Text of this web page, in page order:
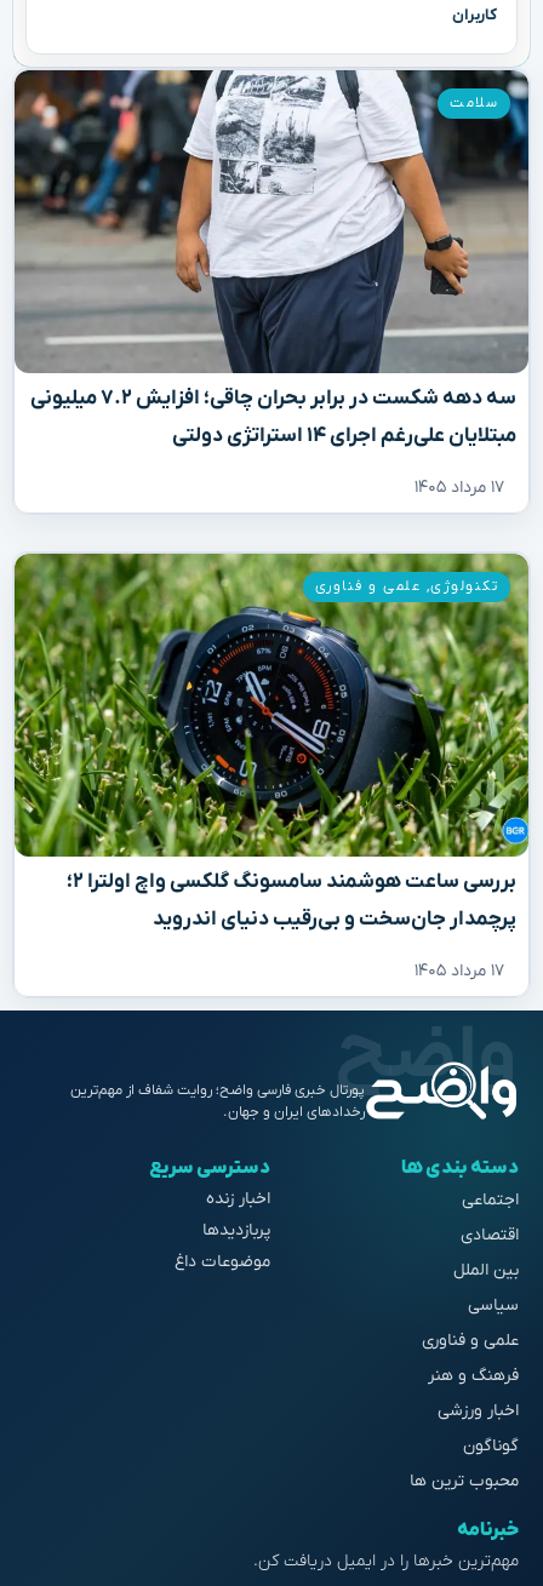
کاربران
سه دهه شکست در برابر بحران چاقی؛ افزایش ۷.۲ میلیونی
مبتلایان علی‌رغم اجرای ۱۴ استراتژی دولتی
۱۷ مرداد ۱۴۰۵
سلامت
بررسی ساعت هوشمند سامسونگ گلکسی واچ اولترا ۲؛
پرچمدار جان‌سخت و بی‌رقیب دنیای اندروید
۱۷ مرداد ۱۴۰۵
تکنولوژی, علمی و فناوری
پورتال خبری فارسی واضح؛ روایت شفاف از مهم‌ترین
رخدادهای ایران و جهان.
دسته بندی ها
اجتماعی
اقتصادی
بین الملل
سیاسی
علمی و فناوری
فرهنگ و هنر
اخبار ورزشی
گوناگون
محبوب ترین ها
دسترسی سریع
اخبار زنده
پربازدیدها
موضوعات داغ
خبرنامه
مهم‌ترین خبرها را در ایمیل دریافت کن.